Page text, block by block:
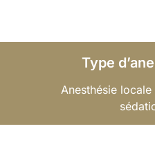
Type
Anesthésie